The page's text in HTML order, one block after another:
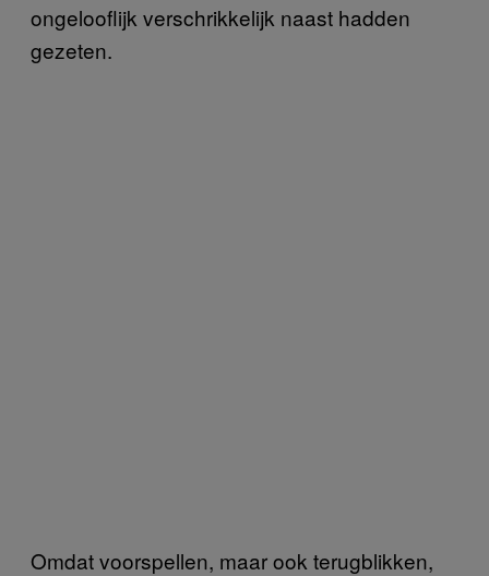
ongelooflijk verschrikkelijk naast hadden
gezeten.
Omdat voorspellen, maar ook terugblikken,